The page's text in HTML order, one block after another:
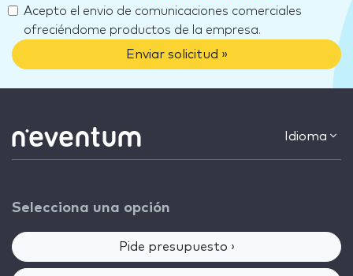
Acepto el envio de comunicaciones comerciales
ofreciéndome productos de la empresa.
Enviar solicitud »
Idioma
Selecciona una opción
Pide presupuesto ›